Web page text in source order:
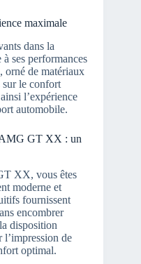
maximale
dans la
ses performances
orné de matériaux
sur le confort
l’expérience
automobile.
AMG GT XX : un
XX, vous êtes
moderne et
fournissent
encombrer
disposition
l’impression de
optimal.